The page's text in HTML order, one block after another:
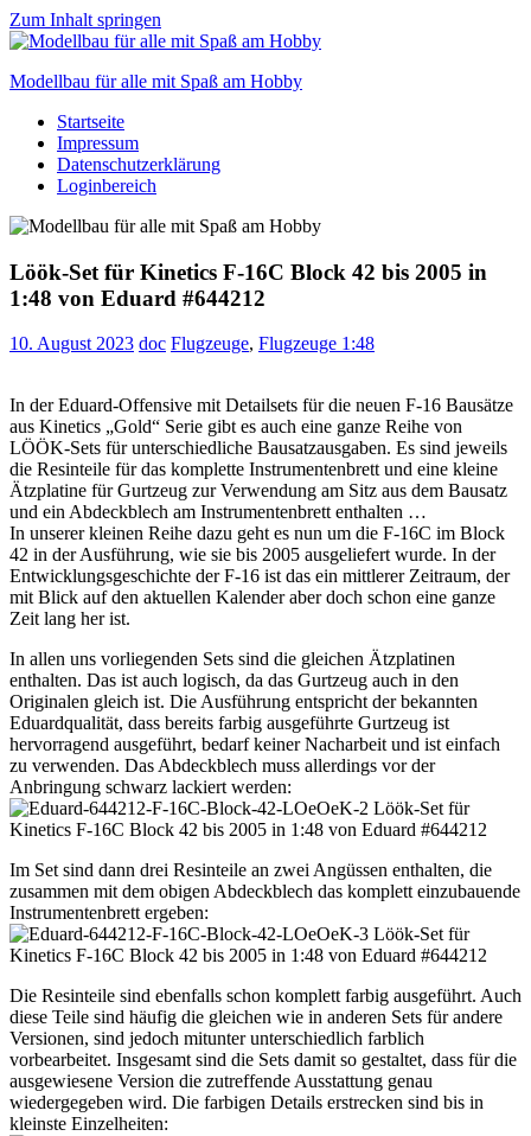
Zum Inhalt springen
Modellbau für alle mit Spaß am Hobby
Scale
modelling
to
Startseite
Impressum
Datenschutzerklärung
Loginbereich
Löök-Set für Kinetics F-16C Block 42 bis 2005 in
1:48 von Eduard #644212
10. August 2023 doc Flugzeuge, Flugzeuge 1:48
In der Eduard-Offensive mit Detailsets für die neuen F-16 Bausätze
aus Kinetics „Gold“ Serie gibt es auch eine ganze Reihe von
LÖÖK-Sets für unterschiedliche Bausatzausgaben. Es sind jeweils
die Resinteile für das komplette Instrumentenbrett und eine kleine
Ätzplatine für Gurtzeug zur Verwendung am Sitz aus dem Bausatz
und ein Abdeckblech am Instrumentenbrett enthalten …
In unserer kleinen Reihe dazu geht es nun um die F-16C im Block
42 in der Ausführung, wie sie bis 2005 ausgeliefert wurde. In der
Entwicklungsgeschichte der F-16 ist das ein mittlerer Zeitraum, der
mit Blick auf den aktuellen Kalender aber doch schon eine ganze
Zeit lang her ist.
In allen uns vorliegenden Sets sind die gleichen Ätzplatinen
enthalten. Das ist auch logisch, da das Gurtzeug auch in den
Originalen gleich ist. Die Ausführung entspricht der bekannten
Eduardqualität, dass bereits farbig ausgeführte Gurtzeug ist
hervorragend ausgeführt, bedarf keiner Nacharbeit und ist einfach
zu verwenden. Das Abdeckblech muss allerdings vor der
Anbringung schwarz lackiert werden:
Im Set sind dann drei Resinteile an zwei Angüssen enthalten, die
zusammen mit dem obigen Abdeckblech das komplett einzubauende
Instrumentenbrett ergeben:
Die Resinteile sind ebenfalls schon komplett farbig ausgeführt. Auch
diese Teile sind häufig die gleichen wie in anderen Sets für andere
Versionen, sind jedoch mitunter unterschiedlich farblich
vorbearbeitet. Insgesamt sind die Sets damit so gestaltet, dass für die
ausgewiesene Version die zutreffende Ausstattung genau
wiedergegeben wird. Die farbigen Details erstrecken sind bis in
kleinste Einzelheiten: